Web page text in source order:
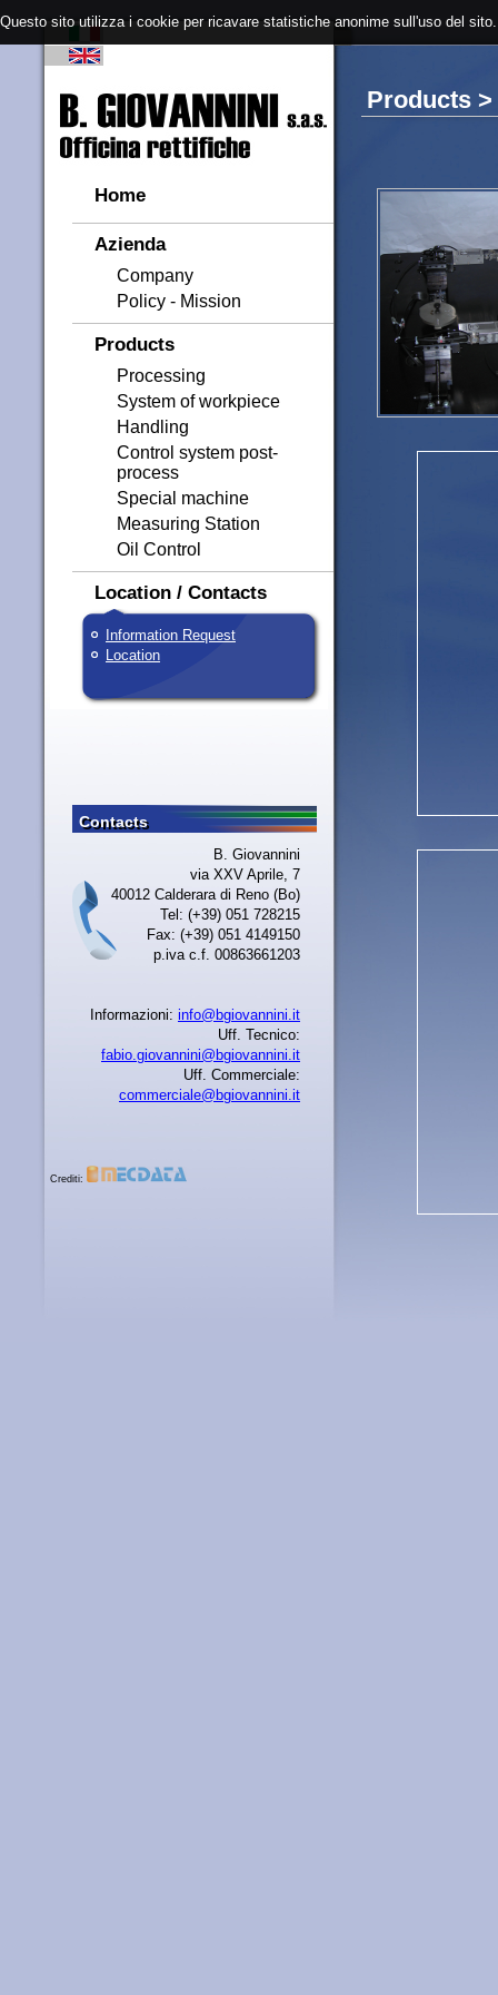
Questo sito utilizza i cookie per ricavare statistiche anonime sull'uso del
Home
Azienda
Company
Policy - Mission
Products
Processing
System of workpiece
Handling
Control system post-
process
Special machine
Measuring Station
Oil Control
Location / Contacts
Information Request
Location
Contacts
Contacts
B. Giovannini
via XXV Aprile, 7
40012 Calderara di Reno (Bo)
Tel: (+39) 051 728215
Fax: (+39) 051 4149150
p.iva c.f. 00863661203
Informazioni: info@bgiovannini.it
Uff. Tecnico:
fabio.giovannini@bgiovannini.it
Uff. Commerciale:
commerciale@bgiovannini.it
Crediti:
Products >